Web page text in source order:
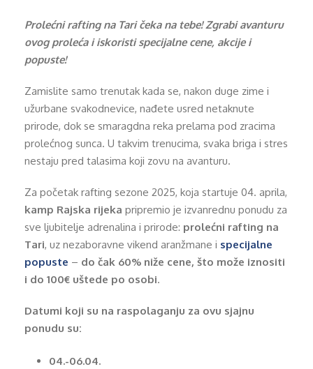
Prolećni rafting na Tari čeka na tebe! Zgrabi avanturu
ovog proleća i iskoristi specijalne cene, akcije i
popuste!
Zamislite samo trenutak kada se, nakon duge zime i
užurbane svakodnevice, nađete usred netaknute
prirode, dok se smaragdna reka prelama pod zracima
prolećnog sunca. U takvim trenucima, svaka briga i stres
nestaju pred talasima koji zovu na avanturu.
Za početak rafting sezone 2025, koja startuje 04. aprila,
kamp Rajska rijeka pripremio je izvanrednu ponudu za
sve ljubitelje adrenalina i prirode: prolećni rafting na
Tari, uz nezaboravne vikend aranžmane i specijalne
popuste – do čak 60% niže cene, što može iznositi
i do 100€ uštede po osobi.
Datumi koji su na raspolaganju za ovu sjajnu
ponudu su:
04.-06.04.